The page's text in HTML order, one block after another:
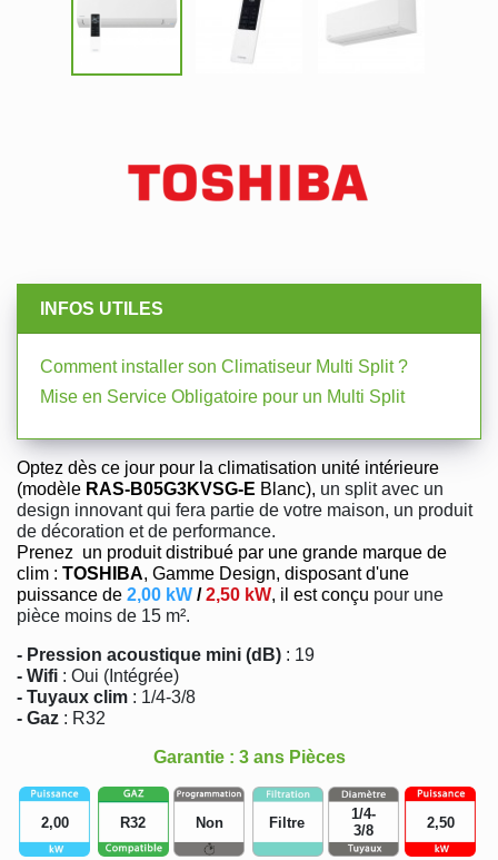
INFOS UTILES
Comment installer son Climatiseur Multi Split ?
Mise en Service Obligatoire pour un Multi Split
Optez dès ce jour pour la climatisation unité intérieure
(modèle RAS-B05G3KVSG-E Blanc), un split avec un
design innovant qui fera partie de votre maison, un produit
de décoration et de performance.
Prenez un produit distribué par une grande marque de
clim : TOSHIBA, Gamme Design, disposant d'une
puissance de 2,00 kW /2,50 kW, il est conçu pour une
pièce moins de 15 m².
- Pression acoustique mini (dB) : 19
- Wifi : Oui (Intégrée)
- Tuyaux clim : 1/4-3/8
- Gaz : R32
Garantie : 3 ans Pièces
2,00 2,50
1/4-
3/8
Non Filtre
R32